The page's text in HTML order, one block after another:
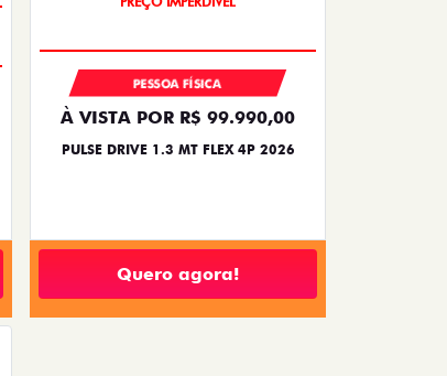
PESSOA FÍSICA
À VISTA POR R$ 99.990,00
PULSE DRIVE 1.3 MT FLEX 4P 2026
Quero agora!